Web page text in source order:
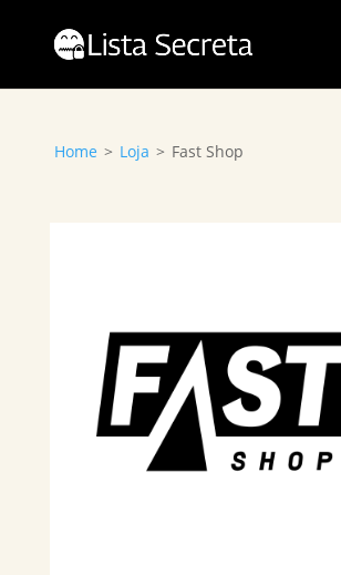
Home > Loja > Fast Shop